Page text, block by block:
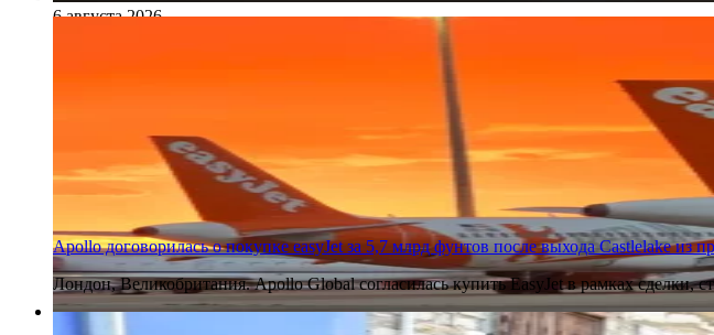
6 августа 2026
Apollo договорилась о покупке easyJet за 5,7 млрд фунтов после выхода Castlelake из
Лондон, Великобритания. Apollo Global согласилась купить EasyJet в рамках